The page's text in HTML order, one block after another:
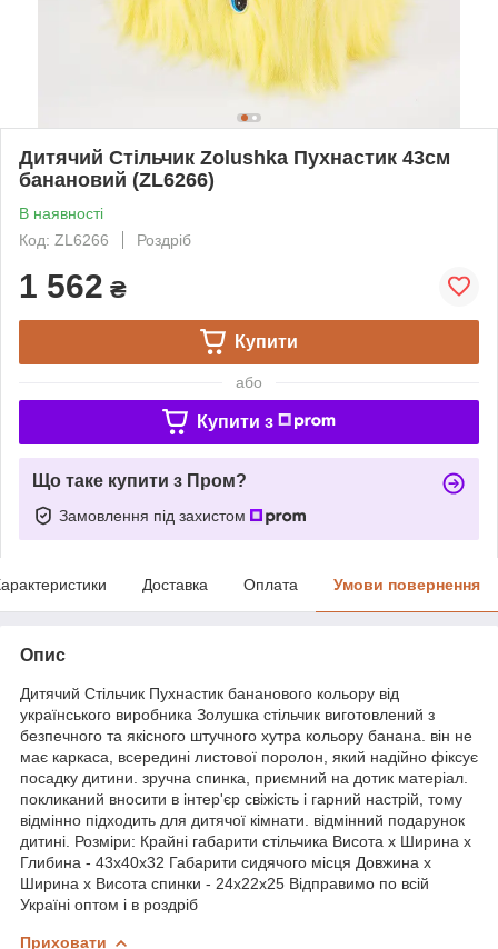
Дитячий Стільчик Zolushka Пухнастик 43см
банановий (ZL6266)
В наявності
Код: ZL6266
Роздріб
1 562 ₴
Купити
або
Купити з
Що таке купити з Пром?
Замовлення під захистом
Доставка Оплата Умови повернення
Опис
Дитячий Стільчик Пухнастик бананового кольору від
українського виробника Золушка стільчик виготовлений з
безпечного та якісного штучного хутра кольору банана. він не
має каркаса, всередині листової поролон, який надійно фіксує
посадку дитини. зручна спинка, приємний на дотик матеріал.
покликаний вносити в інтер'єр свіжість і гарний настрій, тому
відмінно підходить для дитячої кімнати. відмінний подарунок
дитині. Розміри: Крайні габарити стільчика Висота х Ширина х
Глибина - 43х40х32 Габарити сидячого місця Довжина х
Ширина х Висота спинки - 24х22х25 Відправимо по всій
Україні оптом і в роздріб
Приховати